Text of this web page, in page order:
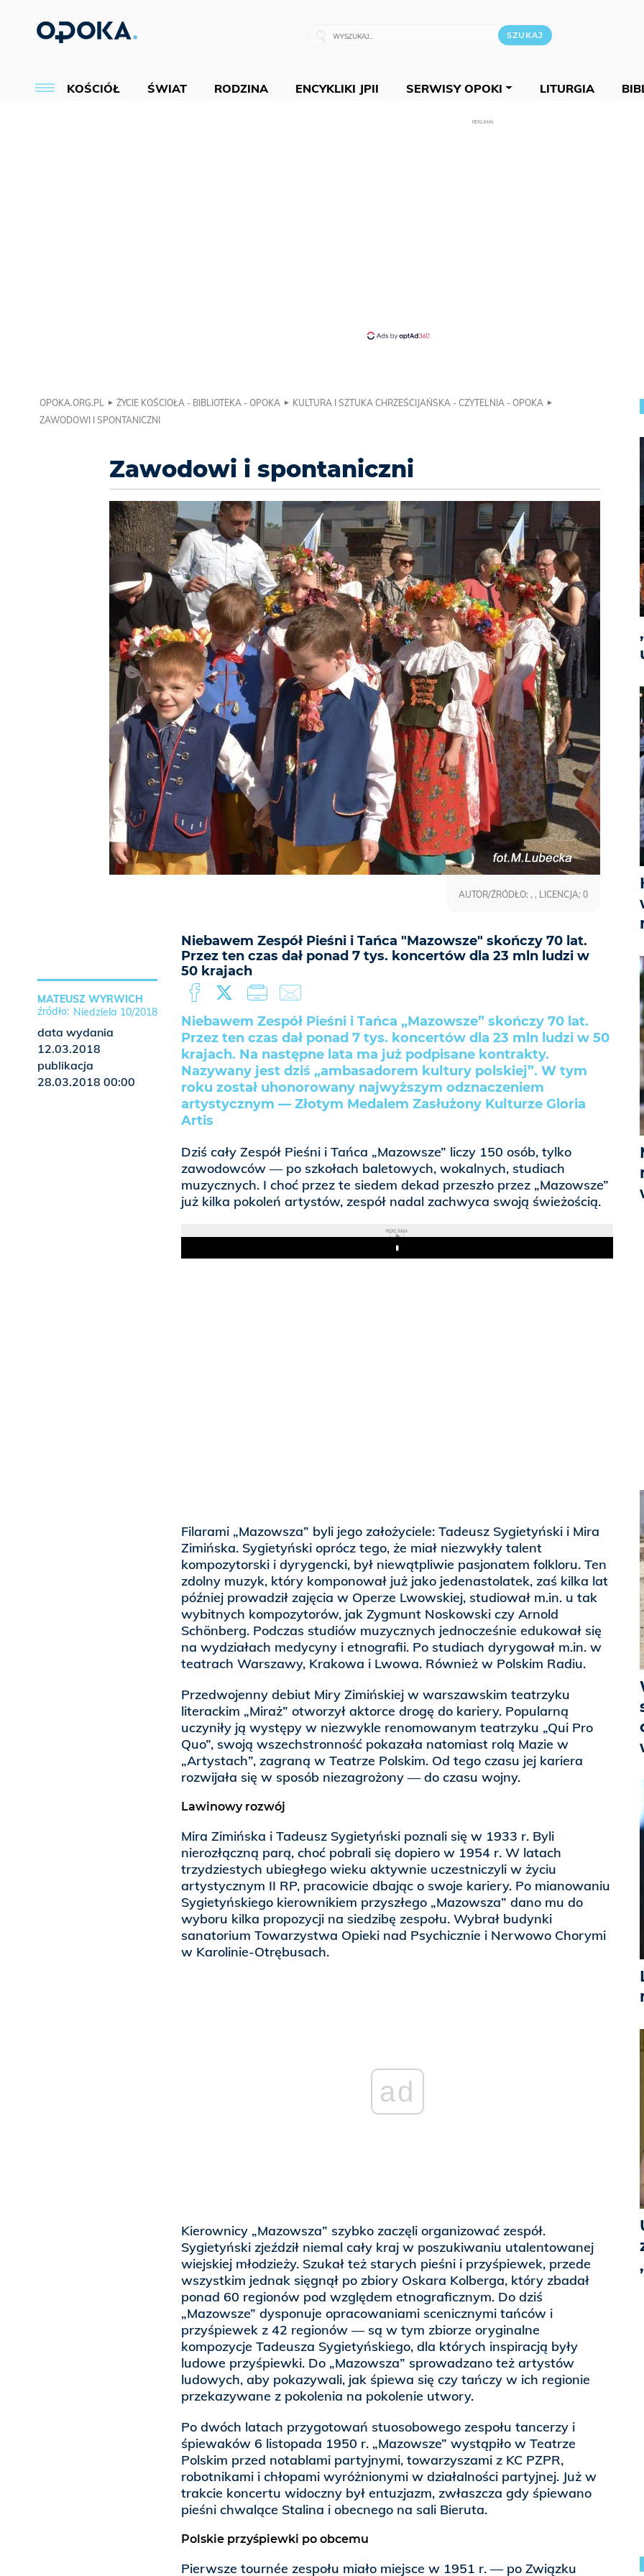
KOŚCIÓŁ ŚWIAT RODZINA ENCYKLIKI JPII SERWISY OPOKI LITURGIA
REKLAMA
OPOKA.ORG.PL ŻYCIE KOŚCIOŁA - BIBLIOTEKA - OPOKA
KULTURA I SZTUKA CHRZEŚCIJAŃSKA - CZYTELNIA - OPOKA
ZAWODOWI I SPONTANICZNI
Zawodowi i spontaniczni
Niebawem Zespół Pieśni i Tańca "Mazowsze" skończy 70 lat.
Przez ten czas dał ponad 7 tys. koncertów dla 23 mln ludzi w
50 krajach
AUTOR/ŹRÓDŁO: , , LICENCJA: 0
Niebawem Zespół Pieśni i Tańca „Mazowsze” skończy 70 lat.
Przez ten czas dał ponad 7 tys. koncertów dla 23 mln ludzi w 50
krajach. Na następne lata ma już podpisane kontrakty.
Nazywany jest dziś „ambasadorem kultury polskiej”. W tym
roku został uhonorowany najwyższym odznaczeniem
artystycznym — Złotym Medalem Zasłużony Kulturze Gloria
Artis
Dziś cały Zespół Pieśni i Tańca „Mazowsze” liczy 150 osób, tylko
zawodowców — po szkołach baletowych, wokalnych, studiach
muzycznych. I choć przez te siedem dekad przeszło przez „Mazowsze”
już kilka pokoleń artystów, zespół nadal zachwyca swoją świeżością.
REKLAMA
Play
Filarami „Mazowsza” byli jego założyciele: Tadeusz Sygietyński i Mira
Zimińska. Sygietyński oprócz tego, że miał niezwykły talent
kompozytorski i dyrygencki, był niewątpliwie pasjonatem folkloru. Ten
zdolny muzyk, który komponował już jako jedenastolatek, zaś kilka lat
później prowadził zajęcia w Operze Lwowskiej, studiował m.in. u tak
wybitnych kompozytorów, jak Zygmunt Noskowski czy Arnold
Schönberg. Podczas studiów muzycznych jednocześnie edukował się
na wydziałach medycyny i etnografii. Po studiach dyrygował m.in. w
teatrach Warszawy, Krakowa i Lwowa. Również w Polskim Radiu.
Przedwojenny debiut Miry Zimińskiej w warszawskim teatrzyku
literackim „Miraż” otworzył aktorce drogę do kariery. Popularną
uczyniły ją występy w niezwykle renomowanym teatrzyku „Qui Pro
Quo”, swoją wszechstronność pokazała natomiast rolą Mazie w
„Artystach”, zagraną w Teatrze Polskim. Od tego czasu jej kariera
rozwijała się w sposób niezagrożony — do czasu wojny.
Lawinowy rozwój
Mira Zimińska i Tadeusz Sygietyński poznali się w 1933 r. Byli
nierozłączną parą, choć pobrali się dopiero w 1954 r. W latach
trzydziestych ubiegłego wieku aktywnie uczestniczyli w życiu
artystycznym II RP, pracowicie dbając o swoje kariery. Po mianowaniu
Sygietyńskiego kierownikiem przyszłego „Mazowsza” dano mu do
wyboru kilka propozycji na siedzibę zespołu. Wybrał budynki
sanatorium Towarzystwa Opieki nad Psychicznie i Nerwowo Chorymi
w Karolinie-Otrębusach.
ad
Kierownicy „Mazowsza” szybko zaczęli organizować zespół.
Sygietyński zjeździł niemal cały kraj w poszukiwaniu utalentowanej
wiejskiej młodzieży. Szukał też starych pieśni i przyśpiewek, przede
wszystkim jednak sięgnął po zbiory Oskara Kolberga, który zbadał
ponad 60 regionów pod względem etnograficznym. Do dziś
„Mazowsze” dysponuje opracowaniami scenicznymi tańców i
przyśpiewek z 42 regionów — są w tym zbiorze oryginalne
kompozycje Tadeusza Sygietyńskiego, dla których inspiracją były
ludowe przyśpiewki. Do „Mazowsza” sprowadzano też artystów
ludowych, aby pokazywali, jak śpiewa się czy tańczy w ich regionie
przekazywane z pokolenia na pokolenie utwory.
Po dwóch latach przygotowań stuosobowego zespołu tancerzy i
śpiewaków 6 listopada 1950 r. „Mazowsze” wystąpiło w Teatrze
Polskim przed notablami partyjnymi, towarzyszami z KC PZPR,
robotnikami i chłopami wyróżnionymi w działalności partyjnej. Już w
trakcie koncertu widoczny był entuzjazm, zwłaszcza gdy śpiewano
pieśni chwalące Stalina i obecnego na sali Bieruta.
Polskie przyśpiewki po obcemu
Pierwsze tournée zespołu miało miejsce w 1951 r. — po Związku
MATEUSZ WYRWICH
Niedziela 10/2018
data wydania
12.03.2018
publikacja
28.03.2018 00:00